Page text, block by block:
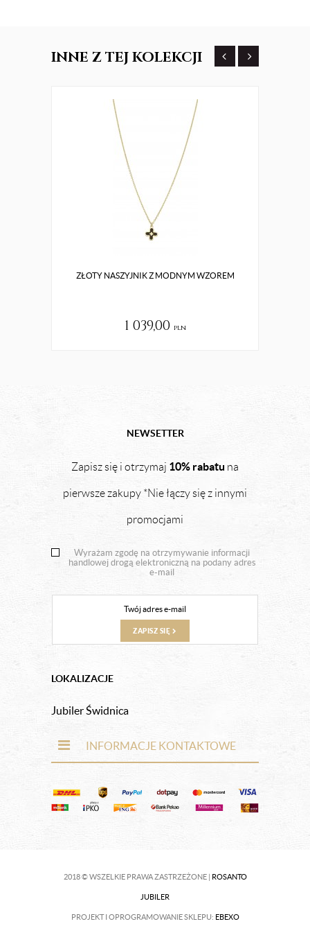
INNE Z TEJ KOLEKCJI
ZŁOTY NASZYJNIK Z MODNYM WZOREM
1 039,00 pln
NEWSETTER
Zapisz się i otrzymaj 10% rabatu na
pierwsze zakupy *Nie łączy się z innymi
promocjami
Wyrażam zgodę na otrzymywanie informacji
handlowej drogą elektroniczną na podany adres
e-mail
ZAPISZ SIĘ
LOKALIZACJE
Jubiler Świdnica
INFORMACJE KONTAKTOWE
2018 © WSZELKIE PRAWA ZASTRZEŻONE | ROSANTO
JUBILER
PROJEKT I OPROGRAMOWANIE SKLEPU: EBEXO